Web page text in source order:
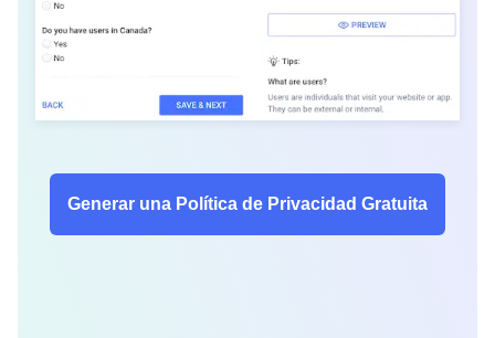
Generar una Política de Privacidad Gratuita